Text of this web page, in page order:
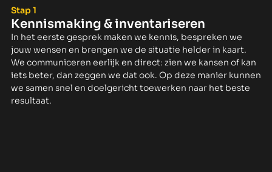
Stap 1
Kennismaking & inventariseren
In het eerste gesprek maken we kennis, bespreken we
jouw wensen en brengen we de situatie helder in kaart.
We communiceren eerlijk en direct: zien we kansen of kan
iets beter, dan zeggen we dat ook. Op deze manier kunnen
we samen snel en doelgericht toewerken naar het beste
resultaat.